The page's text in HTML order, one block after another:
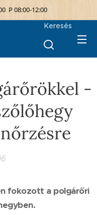
P 08:00-12:00
Keresés
-
fokozott a polgárőri